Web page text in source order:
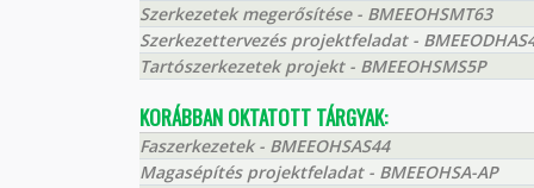
Szerkezetek megerősítése - BMEEOHSMT63
Szerkezettervezés projektfeladat -
Tartószerkezetek projekt - BMEEOHSMS5P
KORÁBBAN OKTATOTT TÁRGYAK:
Faszerkezetek - BMEEOHSAS44
Magasépítés projektfeladat - BMEEOHSA-AP